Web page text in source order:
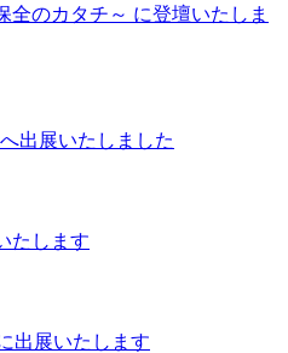
全のカタチ～ に登壇いたしま
へ出展いたしました
たします
出展いたします